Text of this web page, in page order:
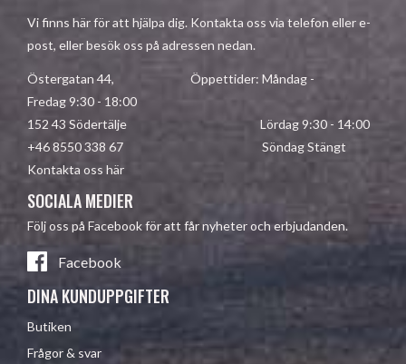
Vi finns här för att hjälpa dig. Kontakta oss via telefon eller e-
post, eller besök oss på adressen nedan.
Östergatan 44, Öppettider: Måndag -
Fredag 9:30 - 18:00
152 43 Södertälje Lördag 9:30 - 14:00
+46 8550 338 67 Söndag Stängt
Kontakta oss här
SOCIALA MEDIER
Följ oss på Facebook för att får nyheter och erbjudanden.
Facebook
DINA KUNDUPPGIFTER
Butiken
Frågor & svar